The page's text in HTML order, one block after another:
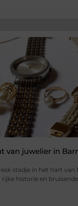
van juwelier in
stadje in het hart van
historie en